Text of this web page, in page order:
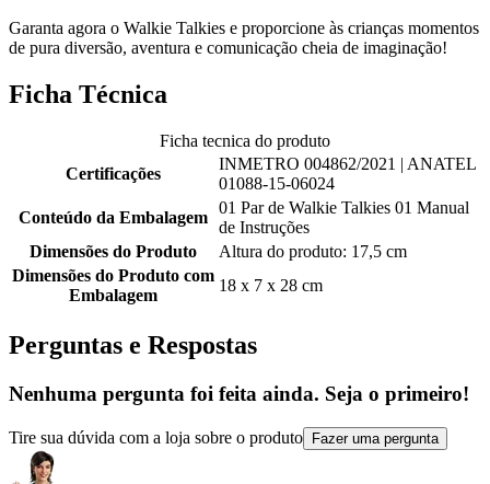
Garanta agora o Walkie Talkies e proporcione às crianças momentos
de pura diversão, aventura e comunicação cheia de imaginação!
Ficha Técnica
Ficha tecnica do produto
Certificações
INMETRO 004862/2021 | ANATEL
01088-15-06024
Conteúdo da Embalagem
01 Par de Walkie Talkies 01 Manual
de Instruções
Dimensões do Produto
Altura do produto: 17,5 cm
Dimensões do Produto com
Embalagem
18 x 7 x 28 cm
Perguntas e Respostas
Nenhuma pergunta foi feita ainda. Seja o primeiro!
Tire sua dúvida com a loja sobre o produto Fazer uma pergunta